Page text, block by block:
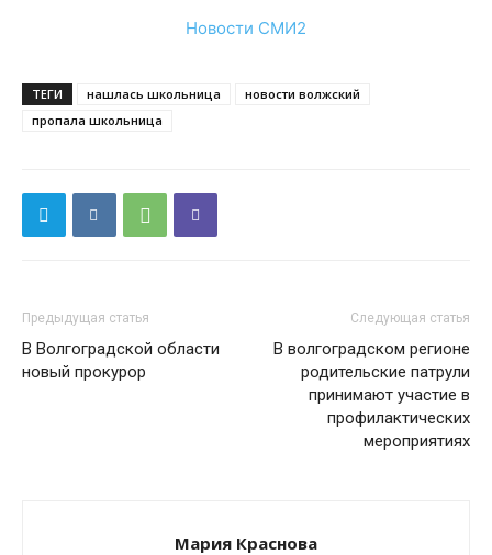
Новости СМИ2
ТЕГИ нашлась школьница
новости волжский
пропала школьница
Предыдущая статья
В Волгоградской области
новый прокурор
Следующая статья
В волгоградском регионе
родительские патрули
принимают участие в
профилактических
мероприятиях
Мария Краснова